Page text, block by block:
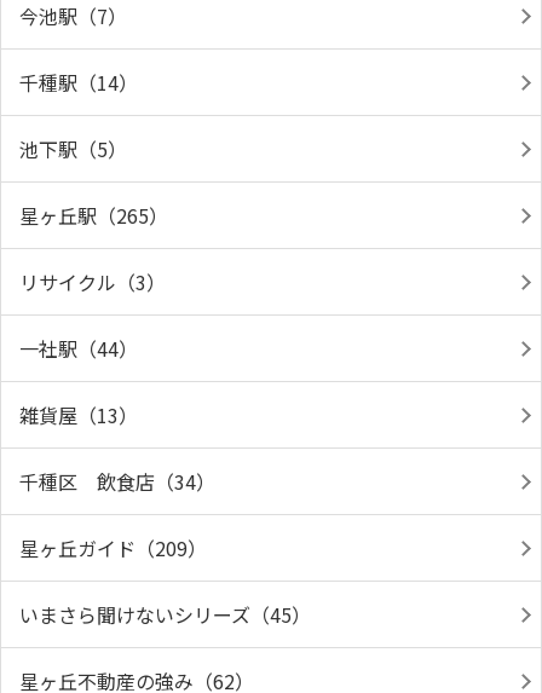
今池駅（7）
千種駅（14）
池下駅（5）
星ヶ丘駅（265）
リサイクル（3）
一社駅（44）
雑貨屋（13）
千種区 飲食店（34）
星ヶ丘ガイド（209）
いまさら聞けないシリーズ（45）
星ヶ丘不動産の強み（62）